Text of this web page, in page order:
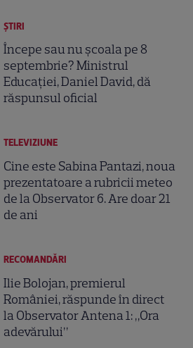
ȘTIRI
Începe sau nu școala pe 8
septembrie? Ministrul
Educației, Daniel David, dă
răspunsul oficial
TELEVIZIUNE
Cine este Sabina Pantazi, noua
prezentatoare a rubricii meteo
de la Observator 6. Are doar 21
de ani
RECOMANDĂRI
Ilie Bolojan, premierul
României, răspunde în direct
la Observator Antena 1: „Ora
adevărului”